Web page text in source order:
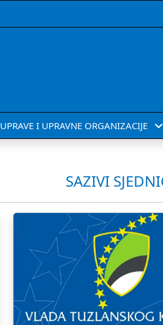
UPRAVE I UPRAVNE ORGANIZACIJE
SAZIVI